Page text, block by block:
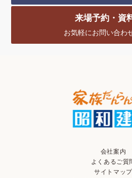
来場予約・資
お気軽にお問い合わ
会社案内
よくあるご質
サイトマップ